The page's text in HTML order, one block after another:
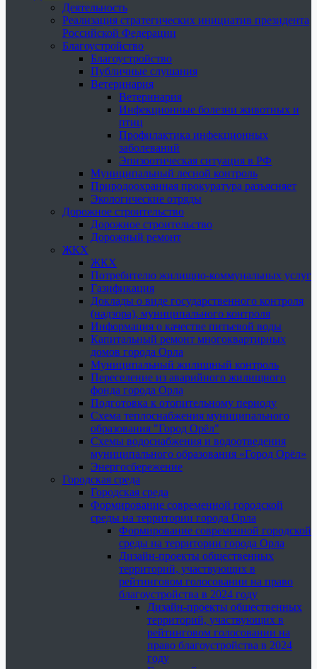
Деятельность
Реализация стратегических инициатив президента
Российской Федерации
Благоустройство
Благоустройство
Публичные слушания
Ветеринария
Ветеринария
Инфекционные болезни животных и
птиц
Профилактика инфекционных
заболеваний
Эпизоотическая ситуация в РФ
Муниципальный лесной контроль
Природоохранная прокуратура разъясняет
Экологические отряды
Дорожное строительство
Дорожное строительство
Дорожный ремонт
ЖКХ
ЖКХ
Потребителю жилищно-коммунальных услуг
Газификация
Доклады о виде государственного контроля
(надзора), муниципального контроля
Информация о качестве питьевой воды
Капитальный ремонт многоквартирных
домов города Орла
Муниципальный жилищный контроль
Переселение из аварийного жилищного
фонда города Орла
Подготовка к отопительному периоду
Схема теплоснабжения муниципального
образования "Город Орёл"
Схемы водоснабжения и водоотведения
муниципального образования «Город Орёл»
Энергосбережение
Городская среда
Городская среда
Формирование современной городской
среды на территории города Орла
Формирование современной городской
среды на территории города Орла
Дизайн-проекты общественных
территорий, участвующих в
рейтинговом голосовании на право
благоустройства в 2024 году
Дизайн-проекты общественных
территорий, участвующих в
рейтинговом голосовании на
право благоустройства в 2024
году